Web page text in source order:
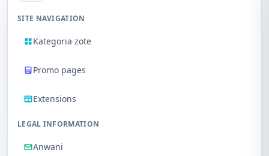
SITE NAVIGATION
Kategoria zote
Promo pages
Extensions
LEGAL INFORMATION
Anwani